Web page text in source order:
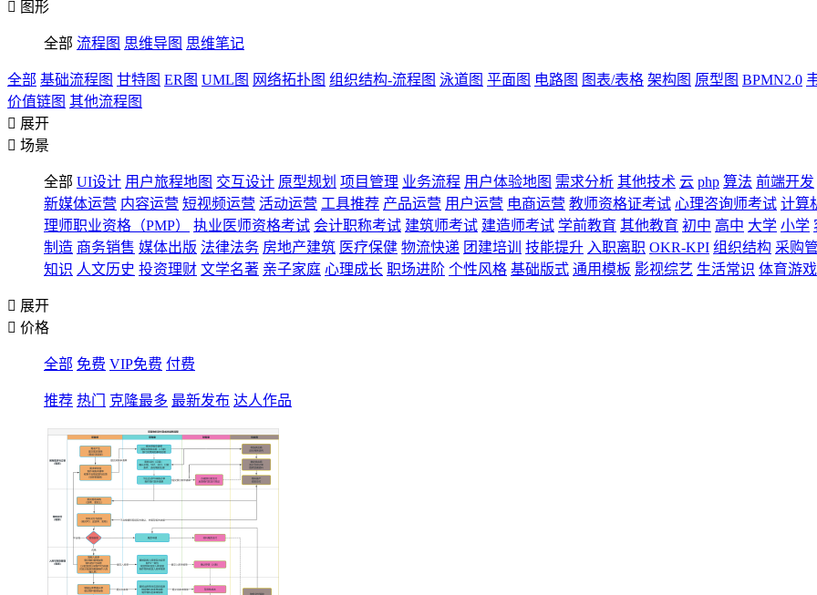
 图形
全部 流程图 思维导图 思维笔记
全部 基础流程图 甘特图 ER图 UML图 网络拓扑图 组织结构-流程图 泳道图 平面图 电路图 图表/表格 架构图 原型图 BPMN2.0
价值链图 其他流程图
 展开
 场景
全部 UI设计 用户旅程地图 交互设计 原型规划 项目管理 业务流程 用户体验地图 需求分析 其他技术 云 php 算法 前端开发
新媒体运营 内容运营 短视频运营 活动运营 工具推荐 产品运营 用户运营 电商运营 教师资格证考试 心理咨询师考试 计算
理师职业资格（PMP）
执业医师资格考试 会计职称考试 建筑师考试 建造师考试 学前教育 其他教育 初中 高中 大学 小学
制造 商务销售 媒体出版 法律法务 房地产建筑 医疗保健 物流快递 团建培训 技能提升 入职离职 OKR-KPI 组织结构 采购
知识 人文历史 投资理财 文学名著 亲子家庭 心理成长 职场进阶 个性风格 基础版式 通用模板 影视综艺 生活常识 体育游戏
 展开
 价格
全部 免费 VIP免费 付费
推荐 热门 克隆最多 最新发布 达人作品